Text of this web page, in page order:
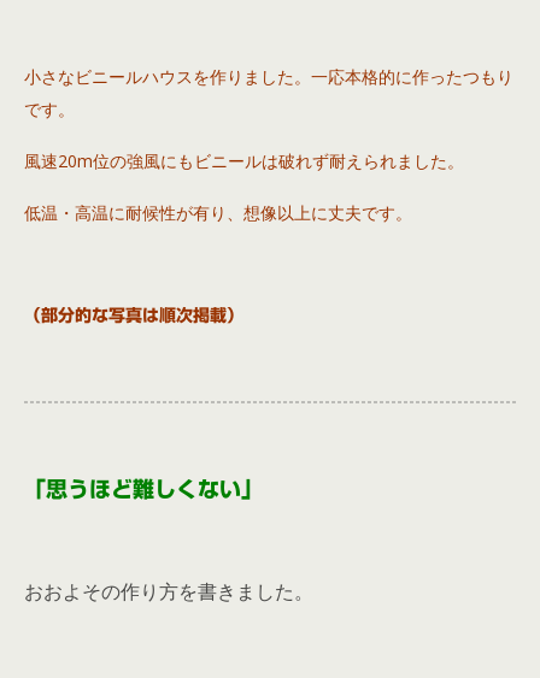
小さなビニールハウスを作りました。一応本格的に作ったつもり
です。
風速20m位の強風にもビニールは破れず耐えられました。
低温・高温に耐候性が有り、想像以上に丈夫です。
（部分的な写真は順次掲載）
「思うほど難しくない」
おおよその作り方を書きました。